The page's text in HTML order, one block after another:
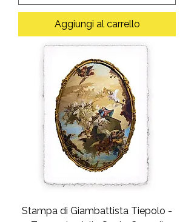
Aggiungi al carrello
Stampa di Giambattista Tiepolo -